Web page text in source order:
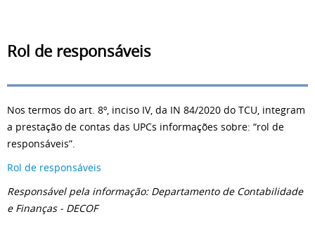
Rol de responsáveis
Nos termos do art. 8º, inciso IV, da IN 84/2020 do TCU, integram
a prestação de contas das UPCs informações sobre: “rol de
responsáveis”.
Rol de responsáveis
Responsável pela informação: Departamento de Contabilidade
e Finanças - DECOF